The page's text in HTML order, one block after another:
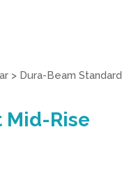
> Dura-Beam Standard
Mid-Rise